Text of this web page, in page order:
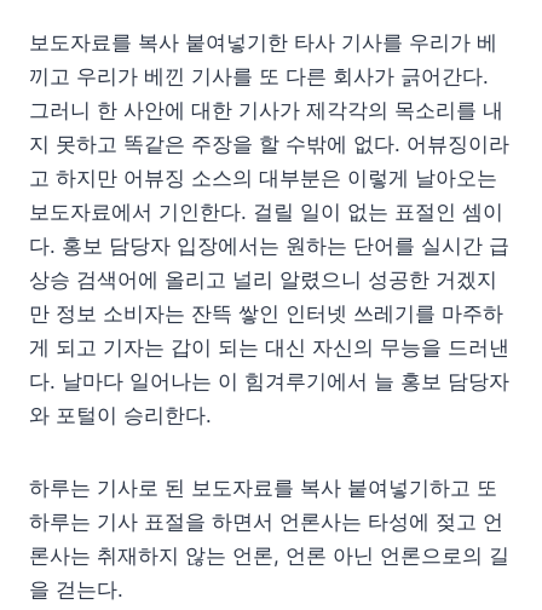
보도자료를 복사 붙여넣기한 타사 기사를 우리가 베
끼고 우리가 베낀 기사를 또 다른 회사가 긁어간다.
그러니 한 사안에 대한 기사가 제각각의 목소리를 내
지 못하고 똑같은 주장을 할 수밖에 없다. 어뷰징이라
고 하지만 어뷰징 소스의 대부분은 이렇게 날아오는
보도자료에서 기인한다. 걸릴 일이 없는 표절인 셈이
다. 홍보 담당자 입장에서는 원하는 단어를 실시간 급
상승 검색어에 올리고 널리 알렸으니 성공한 거겠지
만 정보 소비자는 잔뜩 쌓인 인터넷 쓰레기를 마주하
게 되고 기자는 갑이 되는 대신 자신의 무능을 드러낸
다. 날마다 일어나는 이 힘겨루기에서 늘 홍보 담당자
와 포털이 승리한다.
하루는 기사로 된 보도자료를 복사 붙여넣기하고 또
하루는 기사 표절을 하면서 언론사는 타성에 젖고 언
론사는 취재하지 않는 언론, 언론 아닌 언론으로의 길
을 걷는다.